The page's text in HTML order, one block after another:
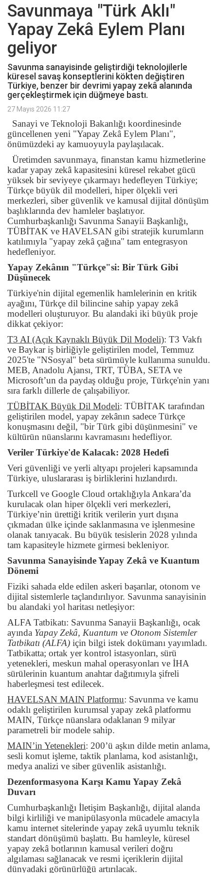
Savunmaya "Türk Aklı"
Yapay Zekâ Eylem Planı
geliyor
Savunma sanayisinde geliştirdiği teknolojilerle
küresel savaş konseptlerini kökten değiştiren
Türkiye, benzer bir devrimi yapay zekâ alanında
gerçekleştirmek için düğmeye bastı.
27 Mayıs 2026 11:27
Sanayi ve Teknoloji Bakanlığı koordinesinde
güncellenen yeni "Yapay Zekâ Eylem Planı",
önümüzdeki ay kamuoyuyla paylaşılacak.
Üretimden savunmaya, finanstan kamu hizmetlerine
kadar yapay zekâ kapasitesini küresel rekabet gücü
yüksek bir seviyeye çıkarmayı hedefleyen Türkiye;
Türkçe büyük dil modelleri, hiper ölçekli veri
merkezleri, siber güvenlik ve kamusal dijital dönüşüm
başlıklarında dev hamleler başlatıyor.
Cumhurbaşkanlığı Savunma Sanayii Başkanlığı,
TÜBİTAK ve HAVELSAN gibi stratejik kurumların
katılımıyla "yapay zekâ çağına" tam entegrasyon
hedefleniyor.
Yapay Zekânın "Türkçe"si: Bir Türk Gibi
Düşünecek
Türkiye'nin dijital egemenlik hamlelerinin en kritik
ayağını, Türkçe dil bilincine sahip yapay zekâ
modelleri oluşturuyor. Bu alandaki iki büyük proje
dikkat çekiyor:
T3 AI (Açık Kaynaklı Büyük Dil Modeli): T3 Vakfı
ve Baykar iş birliğiyle geliştirilen model, Temmuz
2025'te "NSosyal" beta sürümüyle kullanıma sunuldu.
MEB, Anadolu Ajansı, TRT, TÜBA, SETA ve
Microsoft’un da paydaş olduğu proje, Türkçe'nin yanı
sıra farklı dillerle de çalışabiliyor.
TÜBİTAK Büyük Dil Modeli: TÜBİTAK tarafından
geliştirilen model, yapay zekânın sadece Türkçe
konuşmasını değil, "bir Türk gibi düşünmesini" ve
kültürün nüanslarını kavramasını hedefliyor.
Veriler Türkiye'de Kalacak: 2028 Hedefi
Veri güvenliği ve yerli altyapı projeleri kapsamında
Türkiye, uluslararası iş birliklerini hızlandırdı.
Turkcell ve Google Cloud ortaklığıyla Ankara’da
kurulacak olan hiper ölçekli veri merkezleri,
Türkiye’nin ürettiği kritik verilerin yurt dışına
çıkmadan ülke içinde saklanmasına ve işlenmesine
olanak tanıyacak. Bu büyük tesislerin 2028 yılında
tam kapasiteyle hizmete girmesi bekleniyor.
Savunma Sanayisinde Yapay Zekâ ve Kuantum
Dönemi
Fiziki sahada elde edilen askeri başarılar, otonom ve
dijital sistemlerle taçlandırılıyor. Savunma sanayisinin
bu alandaki yol haritası netleşiyor:
ALFA Tatbikatı: Savunma Sanayii Başkanlığı, ocak
ayında Yapay Zekâ, Kuantum ve Otonom Sistemler
Tatbikatı (ALFA) için bilgi istek dokümanı yayımladı.
Tatbikatta; ortak yer kontrol istasyonları, sürü
yetenekleri, meskun mahal operasyonları ve İHA
sürülerinin kuantum anahtar dağıtımıyla şifreli
haberleşmesi test edilecek.
HAVELSAN MAIN Platformu: Savunma ve kamu
odaklı geliştirilen kurumsal yapay zekâ platformu
MAIN, Türkçe nüanslara odaklanan 9 milyar
parametreli bir modele sahip.
MAIN’in Yetenekleri: 200’ü aşkın dilde metin anlama,
sesli komut işleme, taktik planlama, kod asistanlığı,
medya analizi ve siber güvenlik asistanlığı.
Dezenformasyona Karşı Kamu Yapay Zekâ
Duvarı
Cumhurbaşkanlığı İletişim Başkanlığı, dijital alanda
bilgi kirliliği ve manipülasyonla mücadele amacıyla
kamu internet sitelerinde yapay zekâ uyumlu teknik
standart dönüşümü başlattı. Bu hamleyle, küresel
yapay zekâ botlarının kamusal verileri doğru
algılaması sağlanacak ve resmi içeriklerin dijital
dünyadaki görünürlüğü artırılacak.